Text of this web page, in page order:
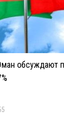
обсуждают